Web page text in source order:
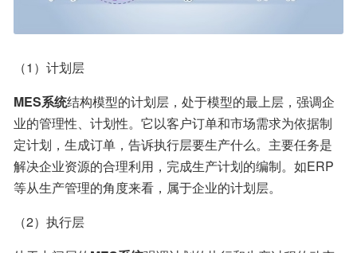
（1）计划层
MES系统结构模型的计划层，处于模型的最上层，强调企
业的管理性、计划性。它以客户订单和市场需求为依据制
定计划，生成订单，告诉执行层要生产什么。主要任务是
解决企业资源的合理利用，完成生产计划的编制。如ERP
等从生产管理的角度来看，属于企业的计划层。
（2）执行层